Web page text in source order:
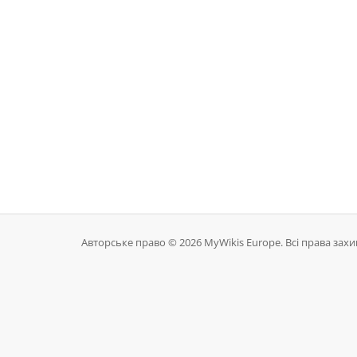
Авторське право © 2026 MyWikis Europe. Всі права